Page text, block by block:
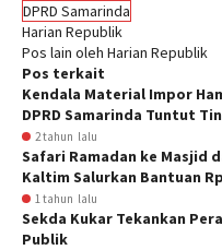
DPRD Samarinda
Harian Republik
Pos lain oleh Harian Republik
Pos terkait
Kendala Material Impor
DPRD Samarinda Tuntut
2 tahun lalu
Safari Ramadan ke Masjid
Kaltim Salurkan Bantuan
1 tahun lalu
Sekda Kukar Tekankan
Publik